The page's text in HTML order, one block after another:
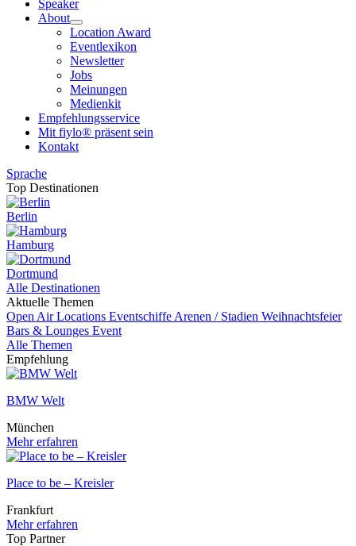
Speaker
About
Location Award
Eventlexikon
Newsletter
Jobs
Meinungen
Medienkit
Empfehlungsservice
Mit fiylo® präsent sein
Kontakt
Sprache
Top Destinationen
Berlin
Hamburg
Dortmund
Alle Destinationen
Aktuelle Themen
Open Air Locations Eventschiffe Arenen / Stadien Weihnachtsfeier
Bars & Lounges Event
Alle Themen
Empfehlung
BMW Welt
München
Mehr erfahren
Place to be – Kreisler
Frankfurt
Mehr erfahren
Top Partner